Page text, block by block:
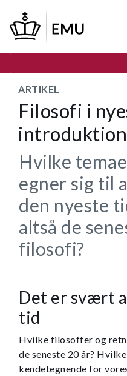
hovedindhold
ARTIKEL
Filosofi i
introduktion
Hvilke
egner sig til
den nyeste
altså de
filosofi?
Det er svært
tid
Hvilke filosoffer og
de seneste 20 år?
kendetegnende for